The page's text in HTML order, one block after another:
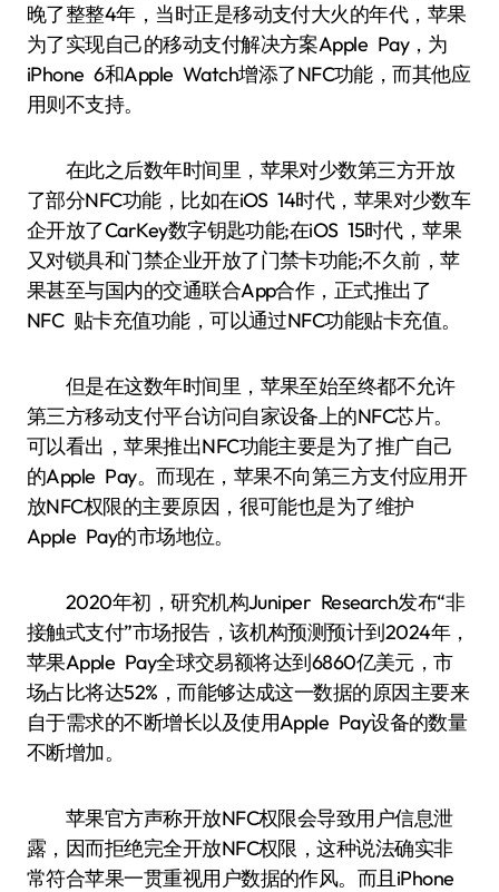
晚了整整4年，当时正是移动支付大火的年代，苹果
为了实现自己的移动支付解决方案Apple Pay，为
iPhone 6和Apple Watch增添了NFC功能，而其他应
用则不支持。
在此之后数年时间里，苹果对少数第三方开放
了部分NFC功能，比如在iOS 14时代，苹果对少数车
企开放了CarKey数字钥匙功能;在iOS 15时代，苹果
又对锁具和门禁企业开放了门禁卡功能;不久前，苹
果甚至与国内的交通联合App合作，正式推出了
NFC 贴卡充值功能，可以通过NFC功能贴卡充值。
但是在这数年时间里，苹果至始至终都不允许
第三方移动支付平台访问自家设备上的NFC芯片。
可以看出，苹果推出NFC功能主要是为了推广自己
的Apple Pay。而现在，苹果不向第三方支付应用开
放NFC权限的主要原因，很可能也是为了维护
Apple Pay的市场地位。
2020年初，研究机构Juniper Research发布“非
接触式支付”市场报告，该机构预测预计到2024年，
苹果Apple Pay全球交易额将达到6860亿美元，市
场占比将达52%，而能够达成这一数据的原因主要来
自于需求的不断增长以及使用Apple Pay设备的数量
不断增加。
苹果官方声称开放NFC权限会导致用户信息泄
露，因而拒绝完全开放NFC权限，这种说法确实非
常符合苹果一贯重视用户数据的作风。而且iPhone